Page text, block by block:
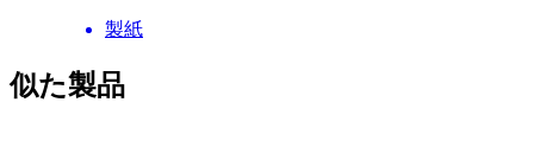
製紙
似た製品